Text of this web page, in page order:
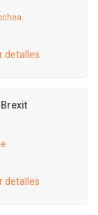
detalles
detalles